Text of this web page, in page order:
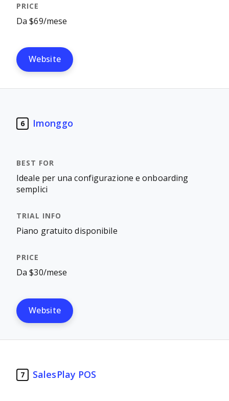
Da $69/mese
Website
6 Imonggo
Ideale per una configurazione e onboarding
semplici
Piano gratuito disponibile
Da $30/mese
Website
7 SalesPlay POS